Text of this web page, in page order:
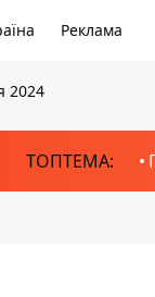
Реклама
2024
ТОПТЕМА: